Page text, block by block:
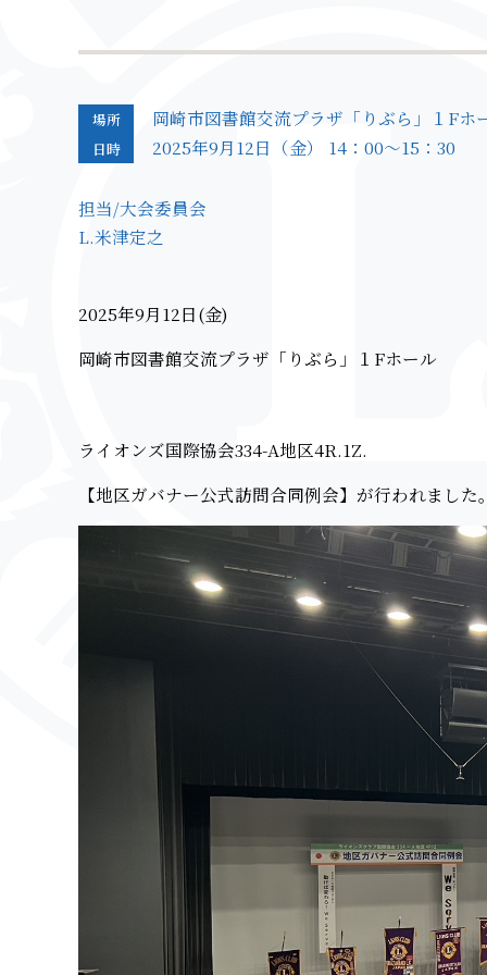
場所 岡崎市図書館交流プラザ「りぶら」１Fホ
日時 2025年9月12日（金） 14：00～15：30
担当/大会委員会
L.米津定之
2025年9月12日(金)
岡崎市図書館交流プラザ「りぶら」１Fホール
ライオンズ国際協会334-A地区4R.1Z.
【地区ガバナー公式訪問合同例会】が行われました